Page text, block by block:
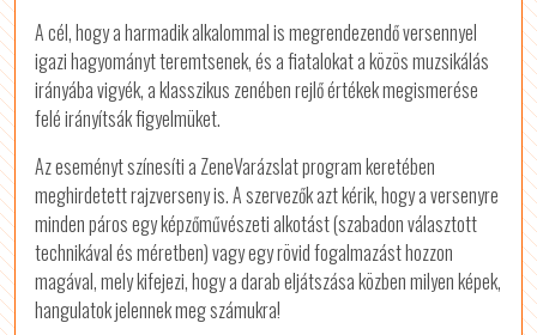
A cél, hogy a harmadik alkalommal is megrendezendő versennyel
igazi hagyományt teremtsenek, és a fiatalokat a közös muzsikálás
irányába vigyék, a klasszikus zenében rejlő értékek megismerése
felé irányítsák figyelmüket.
Az eseményt színesíti a ZeneVarázslat program keretében
meghirdetett rajzverseny is. A szervezők azt kérik, hogy a versenyre
minden páros egy képzőművészeti alkotást (szabadon választott
technikával és méretben) vagy egy rövid fogalmazást hozzon
magával, mely kifejezi, hogy a darab eljátszása közben milyen képek,
hangulatok jelennek meg számukra!